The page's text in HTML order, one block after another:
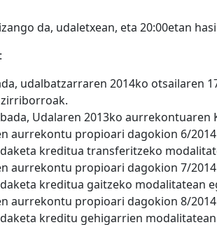
da, udaletxean, eta 20:00etan
udalbatzarraren 2014ko otsailaren
Udalaren 2013ko aurrekontuaren
aurrekontu propioari dagokion 6/
kreditua transferitzeko
aurrekontu propioari dagokion 7/
kreditua gaitzeko modalitatean
aurrekontu propioari dagokion 8/
kreditu gehigarrien